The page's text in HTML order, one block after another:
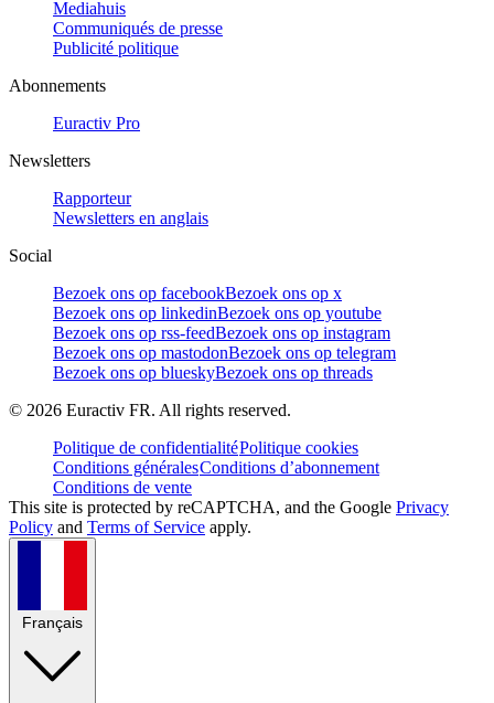
Mediahuis
Communiqués de presse
Publicité politique
Abonnements
Euractiv Pro
Newsletters
Rapporteur
Newsletters en anglais
Social
Bezoek ons op facebookBezoek ons op x
Bezoek ons op linkedinBezoek ons op youtube
Bezoek ons op rss-feedBezoek ons op instagram
Bezoek ons op mastodonBezoek ons op telegram
Bezoek ons op blueskyBezoek ons op threads
© 2026 Euractiv FR. All rights reserved.
Politique de confidentialitéPolitique cookies
Conditions généralesConditions d’abonnement
Conditions de vente
This site is protected by reCAPTCHA, and the Google Privacy
Policy and Terms of Service apply.
Français